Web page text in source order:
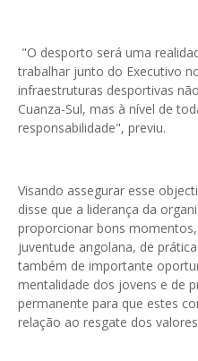
"O desporto será uma
trabalhar junto do Executivo
infraestruturas desportivas
Cuanza-Sul, mas à nível de
responsabilidade", previu.
Visando assegurar esse
disse que a liderança da
proporcionar bons
juventude angolana, de
também de importante
mentalidade dos jovens e de
permanente para que estes
relação ao resgate dos